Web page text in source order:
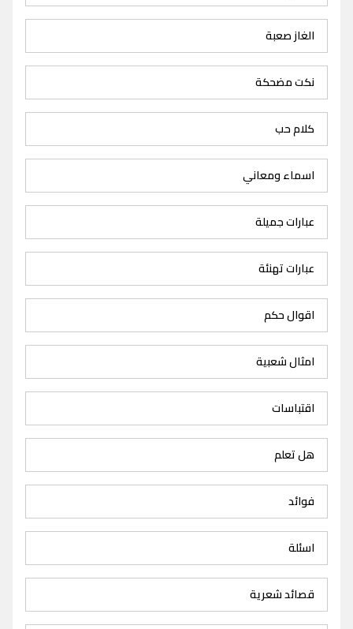
الغاز صعبة
نكت مضحكة
كلام حب
اسماء ومعاني
عبارات جميلة
عبارات تهنئة
اقوال حكم
امثال شعبية
اقتباسات
هل تعلم
فوائد
اسئلة
قصائد شعرية